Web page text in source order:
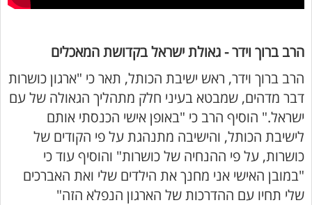
הרב ברוך וידר - גאולת ישראל בקדושת המאכלים
הרב ברוך וידר, ראש ישיבת הכותל, תאר כי "ארגון כושרות
דבר מדהים, שמבטא בעיני חלק מתהליך הגאולה של עם
ישראל." הוסיף הרב כי "באופן אישי הכנסתי אותם
לישיבת הכותל, והישיבה מתנהגת על פי הקודים של
כושרות, על פי ההנחיה של כושרות" והוסיף עוד כי
"במובן האישי אני מחנך את הילדים שלי ואת האברכים
שלי תחיו עם ההדרכות של הארגון הנפלא הזה"